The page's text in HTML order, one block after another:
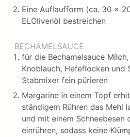
Eine Auflaufform (ca. 30 x
ELOlivenöl bestreichen
BECHAMELSAUCE
für die Bechamelsauce
Knoblauch, Hefeflocken und
Stabmixer fein pürieren
Margarine in einem Topf
ständigem Rühren das Mehl
und mit einem Schneebesen
einrühren, sodass keine